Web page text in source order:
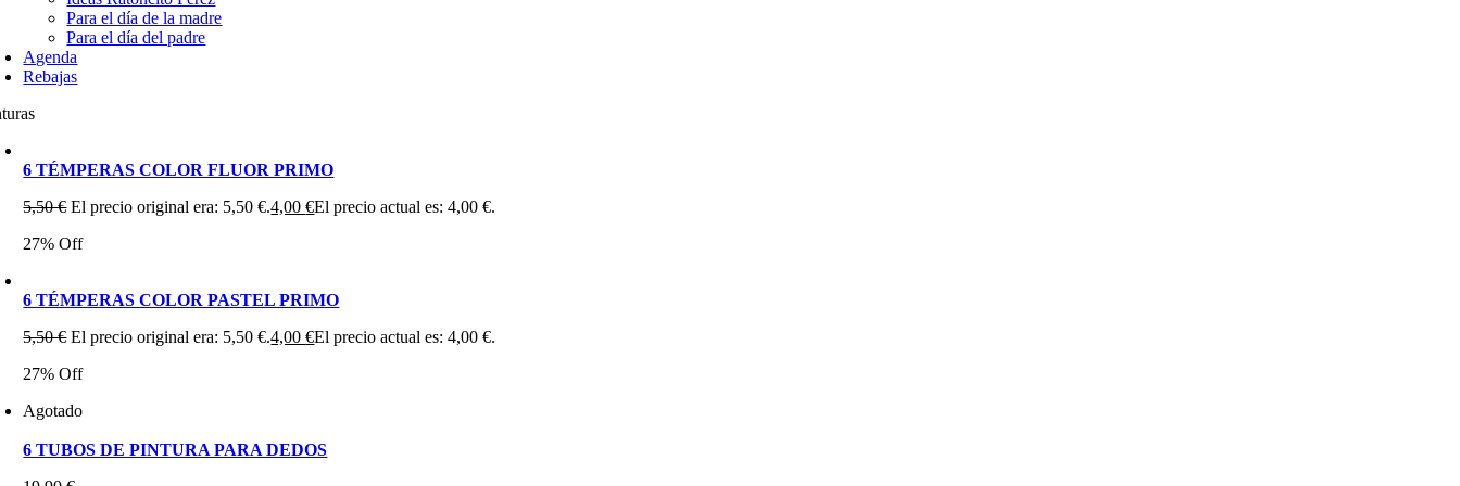
Para el día de la madre
Para el día del padre
Agenda
Rebajas
6 TÉMPERAS COLOR FLUOR PRIMO
5,50€ El precio original era: 5,50 €.4,00€El precio actual es: 4,00 €.
27% Off
6 TÉMPERAS COLOR PASTEL PRIMO
5,50€ El precio original era: 5,50 €.4,00€El precio actual es: 4,00 €.
27% Off
Agotado
6 TUBOS DE PINTURA PARA DEDOS